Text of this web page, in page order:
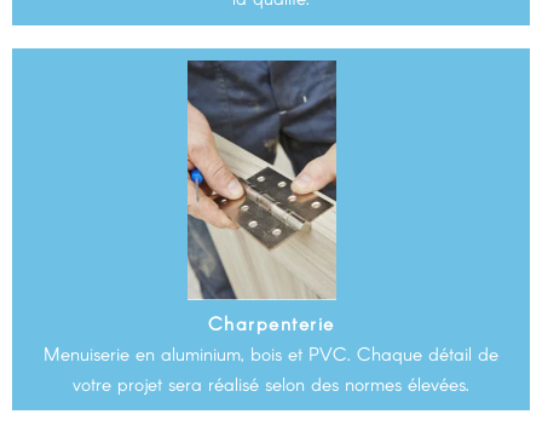
Charpenterie
Menuiserie en aluminium, bois et PVC. Chaque détail de
votre projet sera réalisé selon des normes élevées.